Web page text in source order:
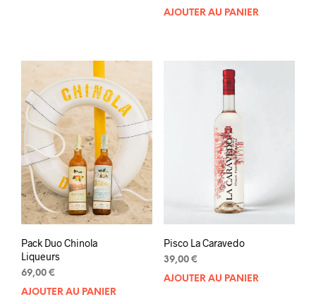
prix
prix
AJOUTER AU PANIER
Pack Duo Chinola
Liqueurs
69,00 €
AJOUTER AU PANIER
Pisco La Caravedo
39,00 €
AJOUTER AU PANIER